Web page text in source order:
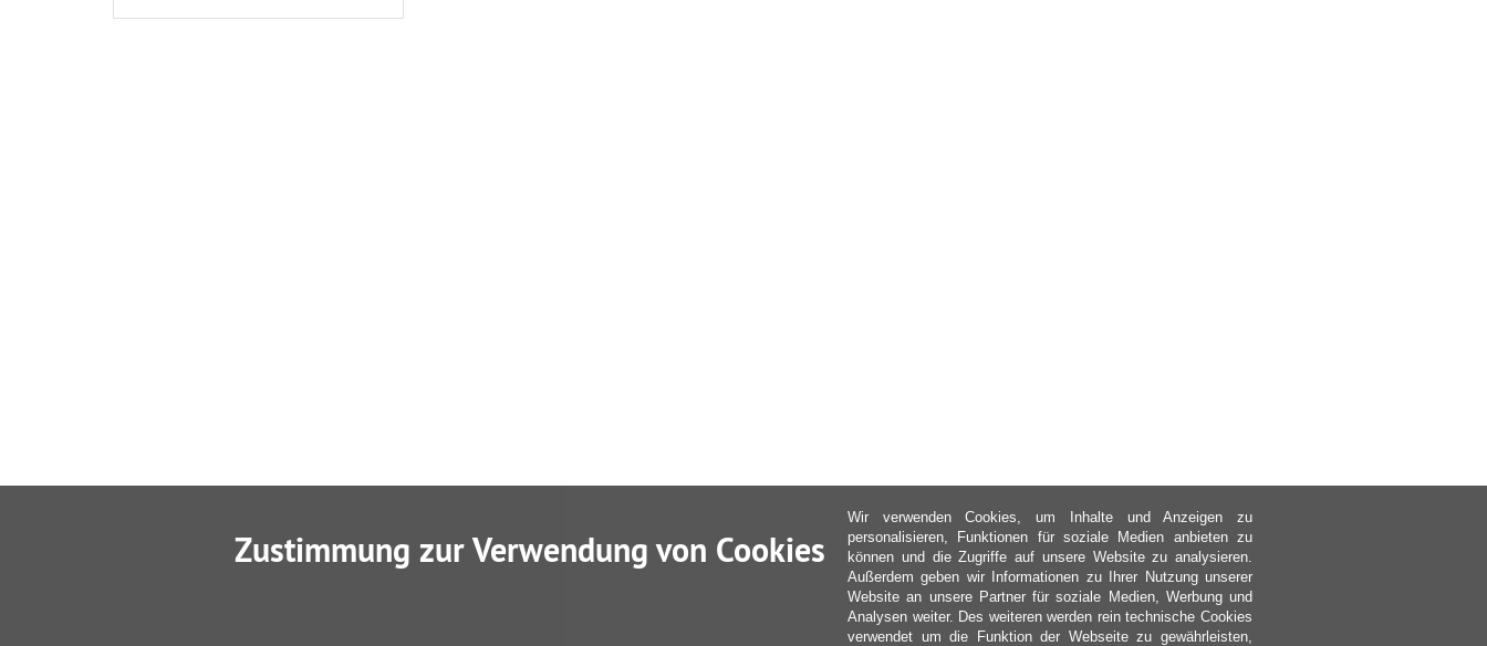
Zustimmung zur Verwendung von Cookies
Wir verwenden Cookies, um Inhalte und Anzeigen zu
personalisieren, Funktionen für soziale Medien anbieten zu
können und die Zugriffe auf unsere Website zu analysieren.
Außerdem geben wir Informationen zu Ihrer Nutzung unserer
Website an unsere Partner für soziale Medien, Werbung und
Analysen weiter. Des weiteren werden rein technische Cookies
verwendet um die Funktion der Webseite zu gewährleisten,